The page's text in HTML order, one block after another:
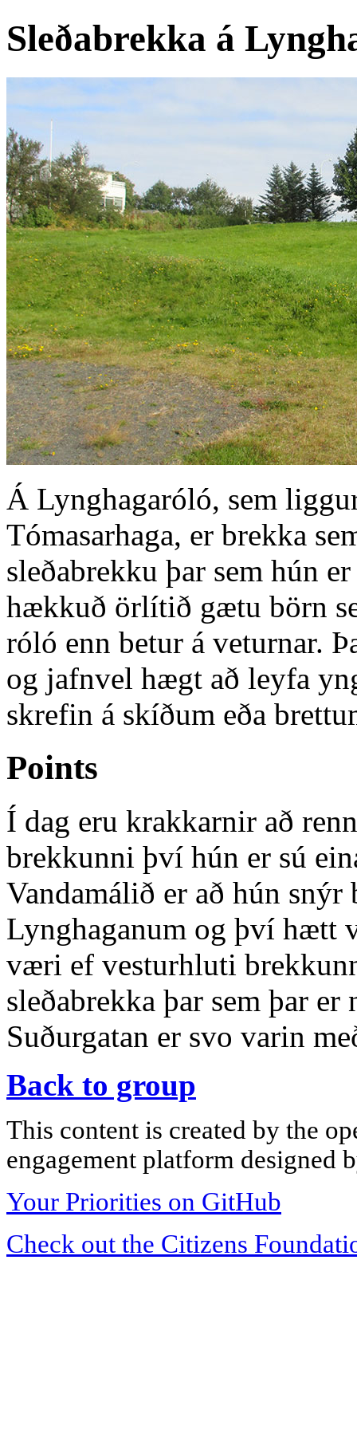
Sleðabrekka á
Á Lynghagaróló, sem
Tómasarhaga, er brekka
sleðabrekku þar sem hún
hækkuð örlítið gætu börn
róló enn betur á veturnar.
og jafnvel hægt að leyfa
skrefin á skíðum eða
Points
Í dag eru krakkarnir að
brekkunni því hún er sú
Vandamálið er að hún
Lynghaganum og því hætt
væri ef vesturhluti
sleðabrekka þar sem þar
Suðurgatan er svo varin
Back to group
This content is created by the
engagement platform designed
Your Priorities on GitHub
Check out the Citizens